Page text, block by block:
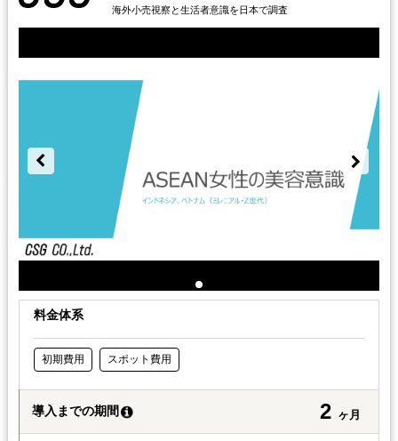
海外小売視察と生活者意識を日本で調査
料金体系
初期費用 スポット費用
導入までの期間 2 ヶ月